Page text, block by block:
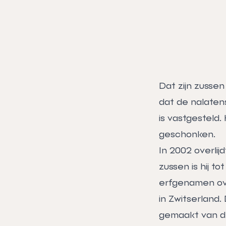
Dat zijn
dat de
is vastgesteld.
geschonken.
In 2002
zussen is hij
erfgenamen
in Zwitserland.
gemaakt van